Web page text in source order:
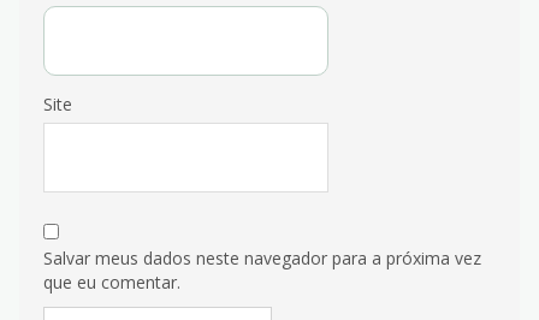
Site
Salvar meus dados neste navegador para a próxima vez
que eu comentar.